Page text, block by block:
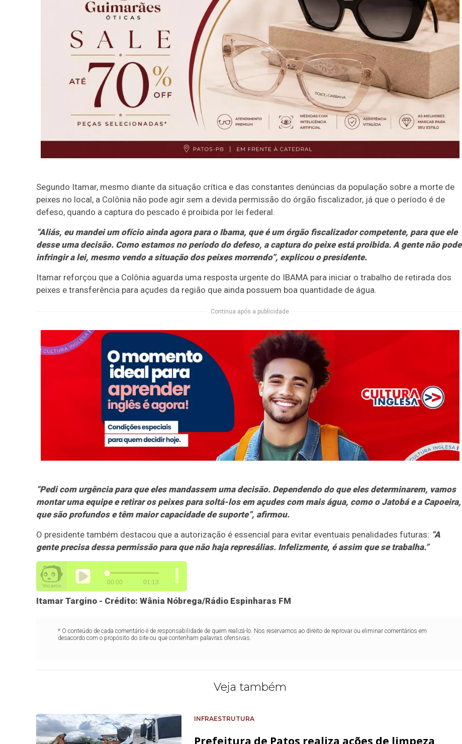
Segundo Itamar, mesmo diante da situação crítica e das constantes denúncias da população sobre a morte de
peixes no local, a Colônia não pode agir sem a devida permissão do órgão fiscalizador, já que o período é de
defeso, quando a captura do pescado é proibida por lei federal.
“Aliás, eu mandei um ofício ainda agora para o Ibama, que é um órgão fiscalizador competente, para que ele
desse uma decisão. Como estamos no período do defeso, a captura do peixe está proibida. A gente não pode
infringir a lei, mesmo vendo a situação dos peixes morrendo”, explicou o presidente.
Itamar reforçou que a Colônia aguarda uma resposta urgente do IBAMA para iniciar o trabalho de retirada dos
peixes e transferência para açudes da região que ainda possuem boa quantidade de água.
Continua após a publicidade
“Pedi com urgência para que eles mandassem uma decisão. Dependendo do que eles determinarem, vamos
montar uma equipe e retirar os peixes para soltá-los em açudes com mais água, como o Jatobá e a Capoeira,
que são profundos e têm maior capacidade de suporte”, afirmou.
O presidente também destacou que a autorização é essencial para evitar eventuais penalidades futuras: “A
gente precisa dessa permissão para que não haja represálias. Infelizmente, é assim que se trabalha.”
Itamar Targino - Crédito: Wânia Nóbrega/Rádio Espinharas FM
* O conteúdo de cada comentário é de responsabilidade de quem realizá-lo. Nos reservamos ao direito de reprovar ou eliminar comentários em
desacordo com o propósito do site ou que contenham palavras ofensivas.
Veja também
INFRAESTRUTURA
Prefeitura de Patos realiza ações de limpeza,